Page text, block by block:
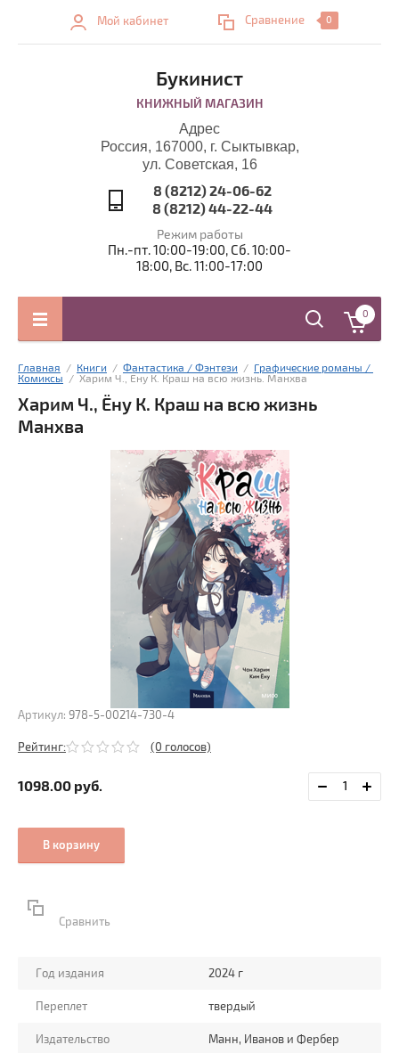
Мой кабинет Сравнение 0
Букинист
КНИЖНЫЙ МАГАЗИН
Адрес
Россия, 167000, г. Сыктывкар,
ул. Советская, 16
8 (8212) 24-06-62
8 (8212) 44-22-44
Режим работы
Пн.-пт. 10:00-19:00, Сб. 10:00-
18:00, Вс. 11:00-17:00
0
Главная
  /
Книги
  /
Фантастика / Фэнтези
  /
Графические романы /
Комиксы
  /  Харим Ч., Ёну К. Краш на всю жизнь. Манхва
Харим Ч., Ёну К. Краш на всю жизнь
Манхва
Артикул: 978-5-00214-730-4
Рейтинг: (0 голосов)
1098.00 руб.
В корзину
Сравнить
Год издания 2024 г
Переплет твердый
Издательство Манн, Иванов и Фербер